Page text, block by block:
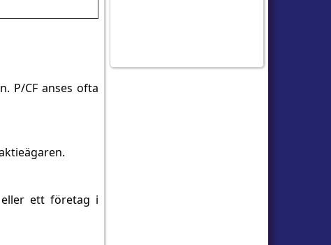
P/CF anses ofta
ett företag i